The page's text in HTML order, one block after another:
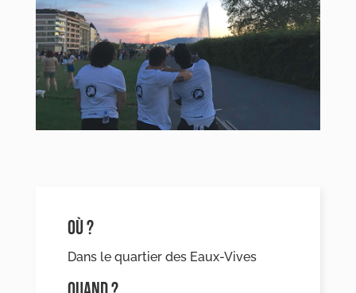
OÙ ?
Dans le quartier des Eaux-Vives